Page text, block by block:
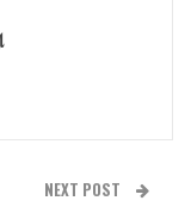
NEXT POST